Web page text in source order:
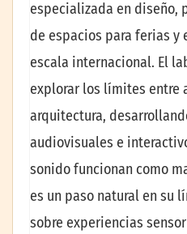
especializada en diseño,
de espacios para ferias y
escala internacional. El
explorar los límites entre
arquitectura,
audiovisuales e
sonido funcionan como
es un paso natural en su
sobre experiencias